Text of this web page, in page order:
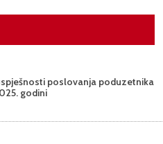
poslovanja poduzetnika
godini